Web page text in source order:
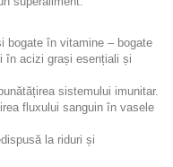
bogate în vitamine – bogate
în acizi grași esențiali și
sistemului imunitar.
fluxului sanguin în vasele
la riduri și